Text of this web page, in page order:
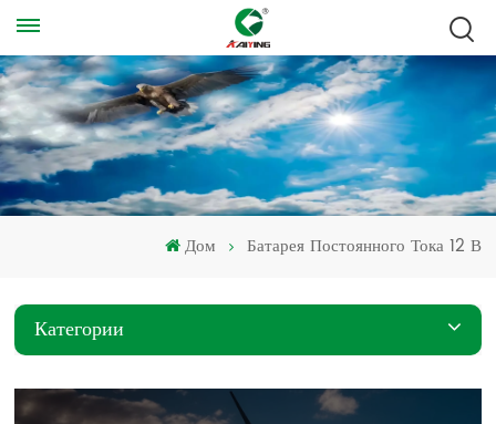
Дом Батарея Постоянного Тока 12 В
Категории